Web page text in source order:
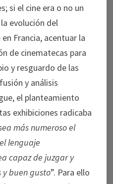
si el cine era o no un
evolución del
Francia, acentuar la
de cinematecas para
y resguardo de las
y análisis
el planteamiento
exhibiciones radicaba
más numeroso el
lenguaje
capaz de juzgar y
buen gusto”. Para ello